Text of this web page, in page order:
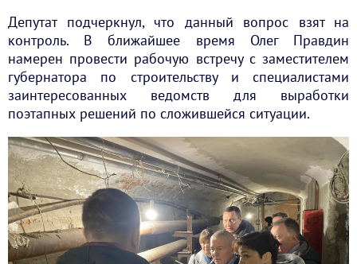
Депутат подчеркнул, что данный вопрос взят на
контроль. В ближайшее время Олег Правдин
намерен провести рабочую встречу с заместителем
губернатора по строительству и специалистами
заинтересованных ведомств для выработки
поэтапных решений по сложившейся ситуации.